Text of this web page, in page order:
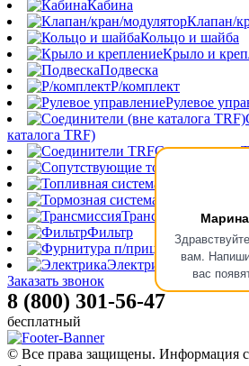
вам.
вас
Кабина
Клапан/
Кольцо и шайба
Крыло и
Подвеска
Р/комплект
Рулевое
каталога TRF)
Соединители
Трансмиссия
Фильтр
Электрика
Заказать звонок
8 (800) 301-56-47
бесплатный
© Все права защищены. Информация